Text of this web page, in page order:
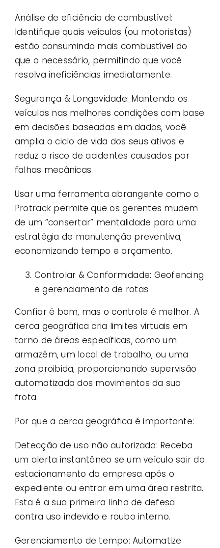
Análise de eficiência de combustível:
Identifique quais veículos (ou motoristas)
estão consumindo mais combustível do
que o necessário, permitindo que você
resolva ineficiências imediatamente.
Segurança & Longevidade: Mantendo os
veículos nas melhores condições com base
em decisões baseadas em dados, você
amplia o ciclo de vida dos seus ativos e
reduz o risco de acidentes causados ​​por
falhas mecânicas.
Usar uma ferramenta abrangente como o
Protrack permite que os gerentes mudem
de um “consertar” mentalidade para uma
estratégia de manutenção preventiva,
economizando tempo e orçamento.
Controlar & Conformidade: Geofencing
e gerenciamento de rotas
Confiar é bom, mas o controle é melhor. A
cerca geográfica cria limites virtuais em
torno de áreas específicas, como um
armazém, um local de trabalho, ou uma
zona proibida, proporcionando supervisão
automatizada dos movimentos da sua
frota.
Por que a cerca geográfica é importante:
Detecção de uso não autorizada: Receba
um alerta instantâneo se um veículo sair do
estacionamento da empresa após o
expediente ou entrar em uma área restrita.
Esta é a sua primeira linha de defesa
contra uso indevido e roubo interno.
Gerenciamento de tempo: Automatize